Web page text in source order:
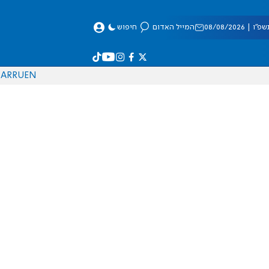
08/2026 המייל האדום חיפוש
EN
RU
AR